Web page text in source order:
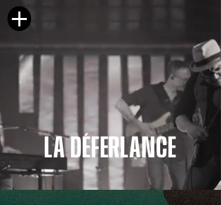
LA DÉFERLANCE